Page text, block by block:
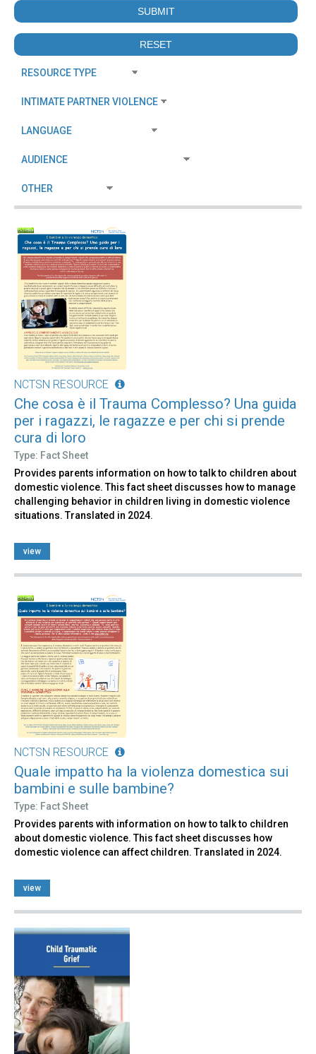
NCTSN RESOURCE
Che cosa è il Trauma Complesso? Una guida
per i ragazzi, le ragazze e per chi si prende
cura di loro
Type: Fact Sheet
Provides parents information on how to talk to children about
domestic violence. This fact sheet discusses how to manage
challenging behavior in children living in domestic violence
situations. Translated in 2024.
view
NCTSN RESOURCE
Quale impatto ha la violenza domestica sui
bambini e sulle bambine?
Type: Fact Sheet
Provides parents with information on how to talk to children
about domestic violence. This fact sheet discusses how
domestic violence can affect children. Translated in 2024.
view